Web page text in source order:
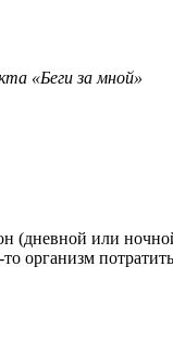
«Беги за мной»
(дневной или
организм